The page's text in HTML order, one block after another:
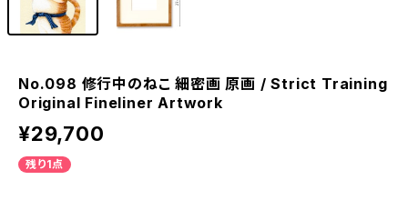
No.098 修行中のねこ 細密画 原画 / Strict Training
Original Fineliner Artwork
¥29,700
残り1点